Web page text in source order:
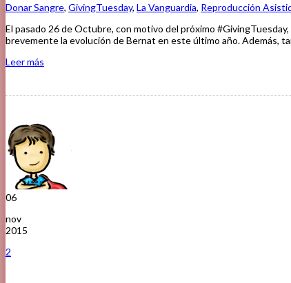
Donar Sangre, GivingTuesday, La Vanguardia, Reproducción
El pasado 26 de Octubre, con motivo del próximo
brevemente la evolución de Bernat en este último año. Además,
Leer más
06
nov
2015
2